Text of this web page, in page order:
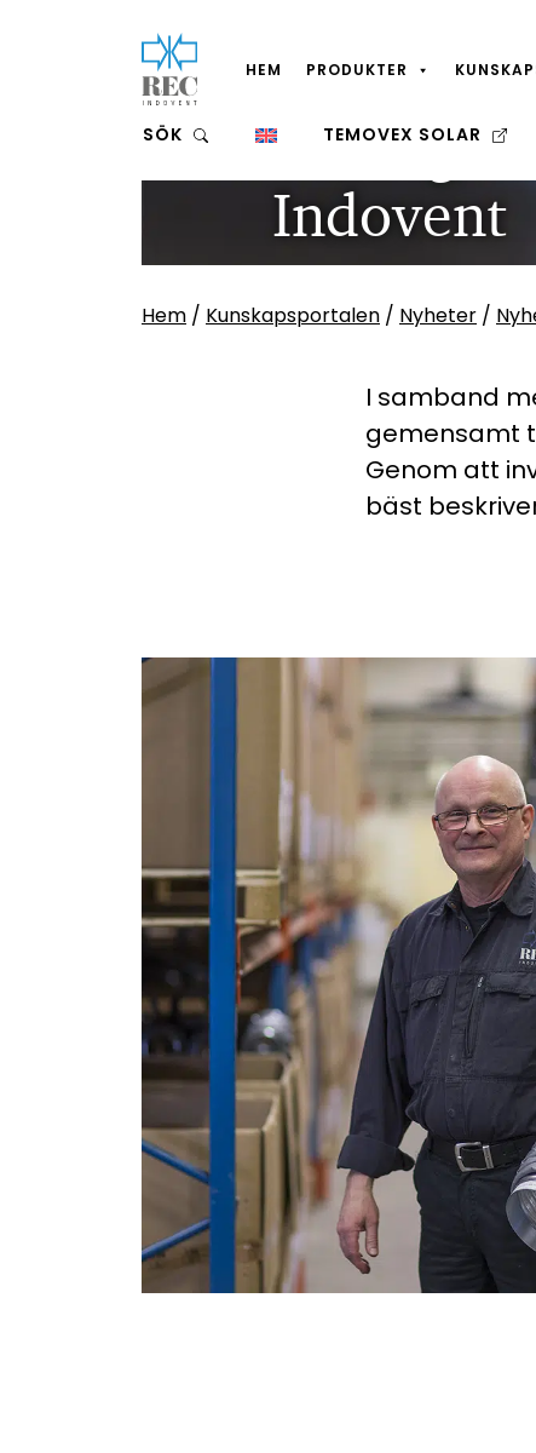
Hoppa till huvudinnehåll
HEM PRODUKTER
SÖK TEMOVEX SOLAR
Indovent
Hem / Kunskapsportalen / Nyheter /
I samband
gemensamt
Genom att
bäst